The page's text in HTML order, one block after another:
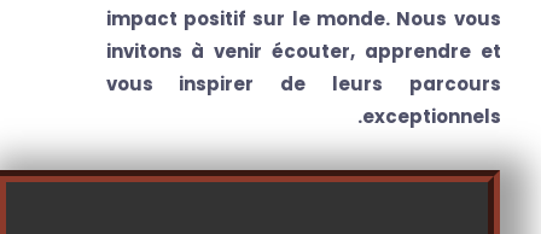
impact positif sur le monde. Nous vous
invitons à venir écouter, apprendre et
vous inspirer de leurs parcours
exceptionnels.